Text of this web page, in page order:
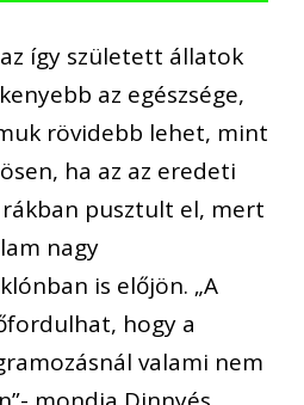
így született állatok
az egészsége,
rövidebb lehet, mint
ha az az eredeti
pusztult el, mert
nagy
is előjön. „A
hogy a
valami nem